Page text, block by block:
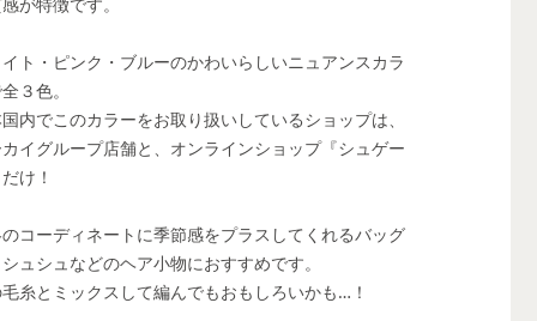
ト・ピンク・ブルーのかわいらしいニュアンスカラ
３色。
内でこのカラーをお取り扱いしているショップは、
イグループ店舗と、オンラインショップ『シュゲー
け！
コーディネートに季節感をプラスしてくれるバッグ
ュシュなどのヘア小物におすすめです。
糸とミックスして編んでもおもしろいかも…！